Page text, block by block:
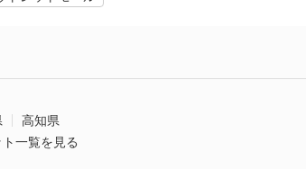
高知県
一覧を見る